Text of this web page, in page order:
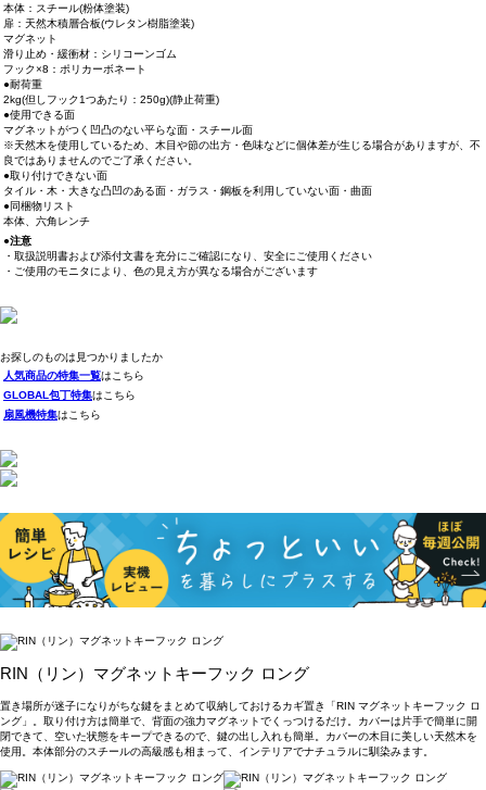
本体：スチール(粉体塗装)
扉：天然木積層合板(ウレタン樹脂塗装)
マグネット
滑り止め・緩衝材：シリコーンゴム
フック×8：ポリカーボネート
●耐荷重
2kg(但しフック1つあたり：250g)(静止荷重)
●使用できる面
マグネットがつく凹凸のない平らな面・スチール面
※天然木を使用しているため、木目や節の出方・色味などに個体差が生じる場合がありますが、不
良ではありませんのでご了承ください。
●取り付けできない面
タイル・木・大きな凸凹のある面・ガラス・鋼板を利用していない面・曲面
●同梱物リスト
本体、六角レンチ
●注意
・取扱説明書および添付文書を充分にご確認になり、安全にご使用ください
・ご使用のモニタにより、色の見え方が異なる場合がございます
お探しのものは見つかりましたか
人気商品の特集一覧はこちら
GLOBAL包丁特集はこちら
扇風機特集はこちら
RIN（リン）マグネットキーフック ロング
置き場所が迷子になりがちな鍵をまとめて収納しておけるカギ置き「RIN マグネットキーフック ロ
ング」。取り付け方は簡単で、背面の強力マグネットでくっつけるだけ。カバーは片手で簡単に開
閉できて、空いた状態をキープできるので、鍵の出し入れも簡単。カバーの木目に美しい天然木を
使用。本体部分のスチールの高級感も相まって、インテリアでナチュラルに馴染みます。